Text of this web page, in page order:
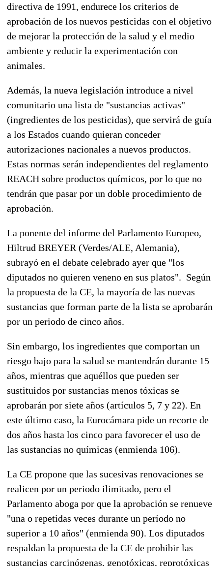
directiva de 1991, endurece los criterios de
aprobación de los nuevos pesticidas con el objetivo
de mejorar la protección de la salud y el medio
ambiente y reducir la experimentación con
animales.
Además, la nueva legislación introduce a nivel
comunitario una lista de "sustancias activas"
(ingredientes de los pesticidas), que servirá de guía
a los Estados cuando quieran conceder
autorizaciones nacionales a nuevos productos.
Estas normas serán independientes del reglamento
REACH sobre productos químicos, por lo que no
tendrán que pasar por un doble procedimiento de
aprobación.
La ponente del informe del Parlamento Europeo,
Hiltrud BREYER (Verdes/ALE, Alemania),
subrayó en el debate celebrado ayer que "los
diputados no quieren veneno en sus platos". Según
la propuesta de la CE, la mayoría de las nuevas
sustancias que forman parte de la lista se aprobarán
por un periodo de cinco años.
Sin embargo, los ingredientes que comportan un
riesgo bajo para la salud se mantendrán durante 15
años, mientras que aquéllos que pueden ser
sustituidos por sustancias menos tóxicas se
aprobarán por siete años (artículos 5, 7 y 22). En
este último caso, la Eurocámara pide un recorte de
dos años hasta los cinco para favorecer el uso de
las sustancias no químicas (enmienda 106).
La CE propone que las sucesivas renovaciones se
realicen por un periodo ilimitado, pero el
Parlamento aboga por que la aprobación se renueve
"una o repetidas veces durante un período no
superior a 10 años" (enmienda 90). Los diputados
respaldan la propuesta de la CE de prohibir las
sustancias carcinógenas, genotóxicas, reprotóxicas